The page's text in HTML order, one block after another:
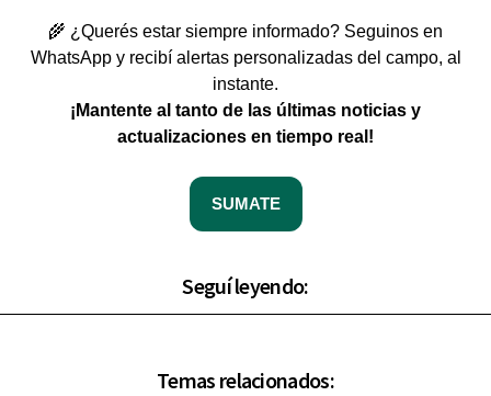
🌾 ¿Querés estar siempre informado? Seguinos en
WhatsApp y recibí alertas personalizadas del campo, al
instante.
¡Mantente al tanto de las últimas noticias y
actualizaciones en tiempo real!
SUMATE
Seguí leyendo:
Temas relacionados: